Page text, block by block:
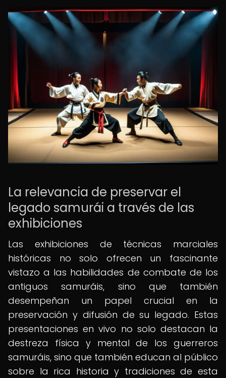
La relevancia de preservar el
legado samurái a través de las
exhibiciones
Las exhibiciones de técnicas marciales
históricas no solo ofrecen un fascinante
vistazo a las habilidades de combate de los
antiguos samuráis, sino que también
desempeñan un papel crucial en la
preservación y difusión de su legado. Estas
presentaciones en vivo no solo destacan la
destreza física y mental de los guerreros
samuráis, sino que también educan al público
sobre la rica historia y tradiciones de esta